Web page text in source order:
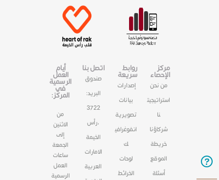
مركز
الإحصاء
من نحن
استراتيجيت
نا
شركاؤنا
خريطة
الموقع
أسئلة
روابط
سريعة
إصدارات
بيانات
تصويرية
انفوغرافي
ك
لوحات
الخرائط
اتصل بنا
صندوق
البريد:
3722
،رأس
الخيمة
الامارات
العربية
أيام
العمل
الرسمية
في
المركز:
من
الاثنين
إلى
الجمعة
ساعات
العمل
الرسمية